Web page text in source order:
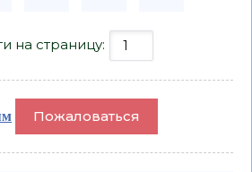
на страницу:
Пожаловаться